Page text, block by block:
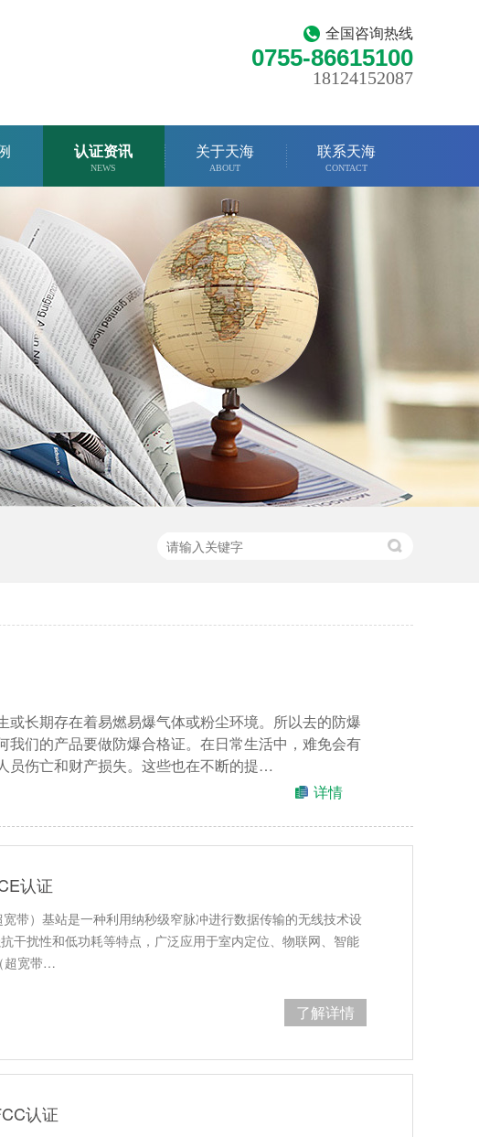
全国咨询热线
0755-86615100
18124152087
认证资讯
NEWS
关于天海
ABOUT
联系天海
CONTACT
长期存在着易燃易爆气体或粉尘环境。所以去的防爆
们的产品要做防爆合格证。在日常生活中，难免会有
员伤亡和财产损失。这些也在不断的提…
详情
认证
带）基站是一种利用纳秒级窄脉冲进行数据传输的无线技术设
干扰性和低功耗等特点，广泛应用于室内定位、物联网、智能
超宽带…
了解详情
认证